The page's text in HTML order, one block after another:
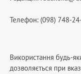
Телефон: (098) 748-
Використання будь-
дозволяється при